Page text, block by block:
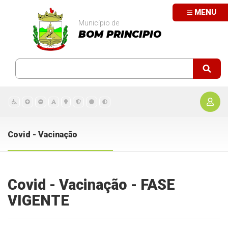
MENU
Município de
BOM PRINCIPIO
Covid - Vacinação
Covid - Vacinação - FASE
VIGENTE